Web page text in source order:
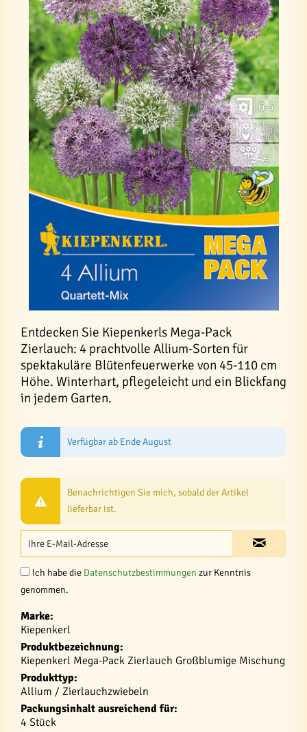
Entdecken Sie Kiepenkerls Mega-Pack
Zierlauch: 4 prachtvolle Allium-Sorten für
spektakuläre Blütenfeuerwerke von 45-110 cm
Höhe. Winterhart, pflegeleicht und ein Blickfang
in jedem Garten.
Verfügbar ab Ende August
Benachrichtigen Sie mich, sobald der Artikel
lieferbar ist.
Ich habe die Datenschutzbestimmungen zur Kenntnis
genommen.
Marke:
Kiepenkerl
Produktbezeichnung:
Kiepenkerl Mega-Pack Zierlauch Großblumige Mischung
Produkttyp:
Allium / Zierlauchzwiebeln
Packungsinhalt ausreichend für:
4 Stück